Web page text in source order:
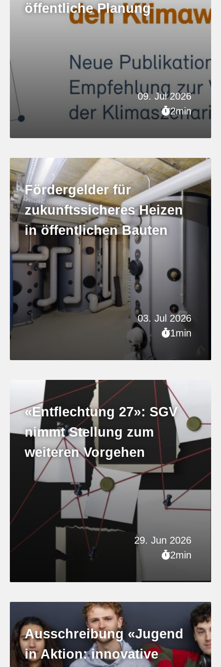
09. Jul 2026
2min
öffentliche Planung
03. Jul 2026
1min
Fördergelder für
zukunftssicheres Heizen
in öffentlichen Bauten
29. Jun 2026
2min
«Entflechtung 27»: SGV
nimmt Stellung zum
weiteren Vorgehen
Ausschreibung «Jugend
in Aktion: innovative